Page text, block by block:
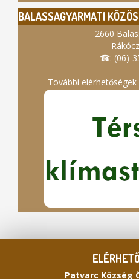
BALASSAGYARMATI
2660
☎: (06)-
További
Patvarc Község